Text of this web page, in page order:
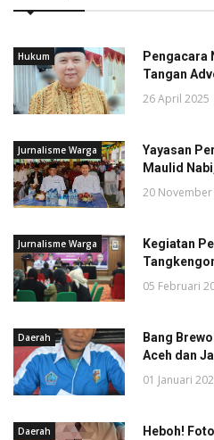
Hukum
Pengacara
Tangan
26 April 2025
Jurnalisme Warga
Yayasan
Maulid
20 November
Jurnalisme Warga
Kegiatan
05 Februari
Daerah
Bang
Aceh dan
01 Januari
Daerah
Heboh!